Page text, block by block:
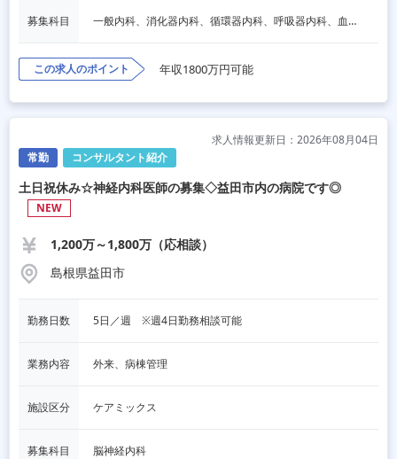
募集科目 一般内科、消化器内科、循環器内科、呼吸器内科、血液内科、脳神経内科、内分泌内科、老人内科、その他
この求人のポイント 年収1800万円可能
常勤 コンサルタント紹介
求人情報更新日：2026年08月04日
土日祝休み☆神経内科医師の募集◇益田市内の病院です◎
NEW
1,200万～1,800万（応相談）
島根県益田市
勤務日数 5日／週　※週4日勤務相談可能
業務内容 外来、病棟管理
施設区分 ケアミックス
募集科目 脳神経内科